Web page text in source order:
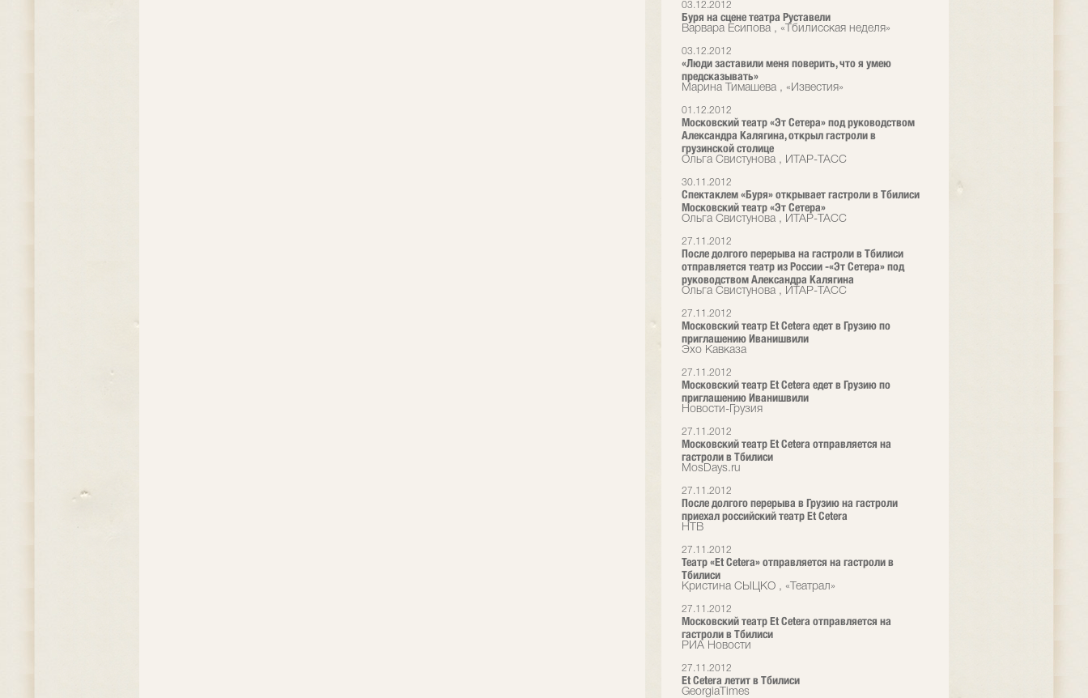
03.12.2012
Буря на сцене театра Руставели
Варвара Есипова , «Тбилисская неделя»
03.12.2012
«Люди заставили меня поверить, что я умею
предсказывать»
Марина Тимашева , «Известия»
01.12.2012
Московский театр «Эт Сетера» под руководством
Александра Калягина, открыл гастроли в
грузинской столице
Ольга Свистунова , ИТАР-ТАСС
30.11.2012
Спектаклем «Буря» открывает гастроли в Тбилиси
Московский театр «Эт Сетера»
Ольга Свистунова , ИТАР-ТАСС
27.11.2012
После долгого перерыва на гастроли в Тбилиси
отправляется театр из России -«Эт Сетера» под
руководством Александра Калягина
Ольга Свистунова , ИТАР-ТАСС
27.11.2012
Московский театр Et Cetera едет в Грузию по
приглашению Иванишвили
Эхо Кавказа
27.11.2012
Московский театр Et Cetera едет в Грузию по
приглашению Иванишвили
Новости-Грузия
27.11.2012
Московский театр Et Cetera отправляется на
гастроли в Тбилиси
MosDays.ru
27.11.2012
После долгого перерыва в Грузию на гастроли
приехал российский театр Et Cetera
НТВ
27.11.2012
Театр «Et Cetera» отправляется на гастроли в
Тбилиси
Кристина СЫЦКО , «Театрал»
27.11.2012
Московский театр Et Cetera отправляется на
гастроли в Тбилиси
РИА Новости
27.11.2012
Et Cetera летит в Тбилиси
GeorgiaTimes